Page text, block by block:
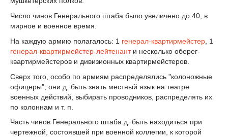
Число чинов Генерального штаба было увеличено до 40, в
мирное и военное время.
На каждую армию полагалось: 1 генерал-квартирмейстер , 1
генерал-квартирмейстер-лейтенанти несколько оберег-
квартирмейстеров и дивизионных квартирмейстеров.
Сверх того, особо по армиям распределялись "колоножные
офицеры"; они д. быть знать местный язык на театре
военных действий, выбирать проводников, распределять их
по колоннам и т. п.
Часть чинов Генерального штаба д. быть находиться при
чертежной, состоявшей при военной коллегии, к которой